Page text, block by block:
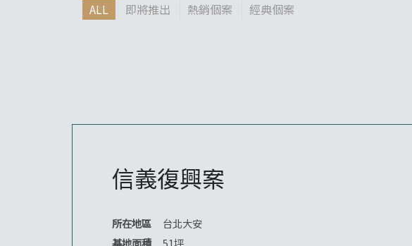
ALL 即將推出 熱銷個案 經典個案
信義復興案
所在地區
台北大安
基地面積
51坪